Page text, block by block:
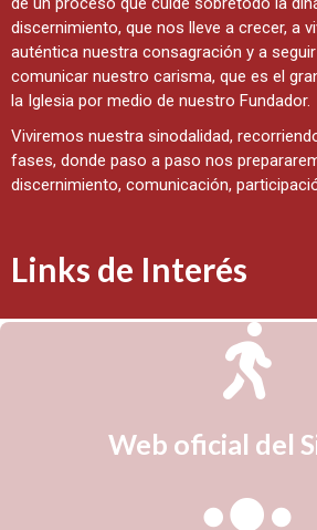
discernimiento, que nos lleve a crecer, a
auténtica nuestra consagración y a
comunicar nuestro carisma, que es el
la Iglesia por medio de nuestro Fundador.
Viviremos nuestra sinodalidad,
fases, donde paso a paso nos
discernimiento, comunicación,
Links de Interés
Web oficial del